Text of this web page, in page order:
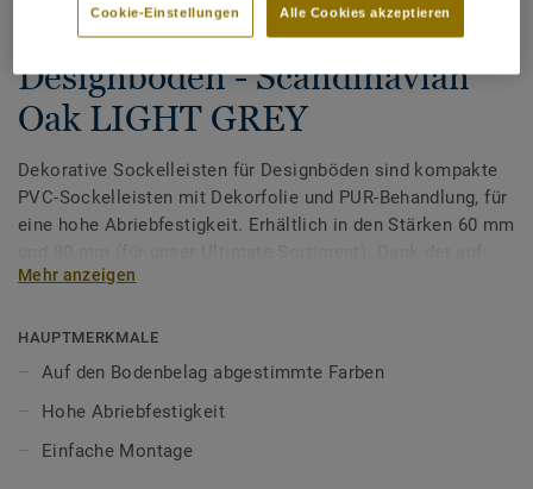
Dekorative Sockelleisten für
Designböden - Scandinavian
Oak LIGHT GREY
Dekorative Sockelleisten für Designböden sind kompakte
PVC-Sockelleisten mit Dekorfolie und PUR-Behandlung, für
eine hohe Abriebfestigkeit. Erhältlich in den Stärken 60 mm
unsere Designböden abgestimmten Farben sorgen Sie für
Mehr anzeigen
HAUPTMERKMALE
Auf den Bodenbelag abgestimmte Farben
Hohe Abriebfestigkeit
Einfache Montage
Alle Cookies akzeptieren
Cookie-Einstellungen